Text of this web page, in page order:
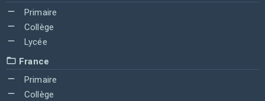
Primaire
Collège
Lycée
France
Primaire
Collège